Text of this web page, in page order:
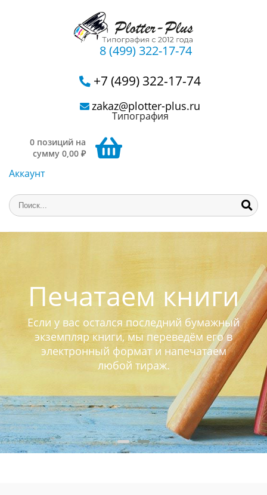
8 (499) 322-17-74
+7 (499) 322-17-74
zakaz@plotter-plus.ru
Типография
0 позиций на
сумму 0,00 ₽
Аккаунт
Печатаем книги
Если у вас остался последний бумажный
экземпляр книги, мы переведём его в
электронный формат и напечатаем
любой тираж.